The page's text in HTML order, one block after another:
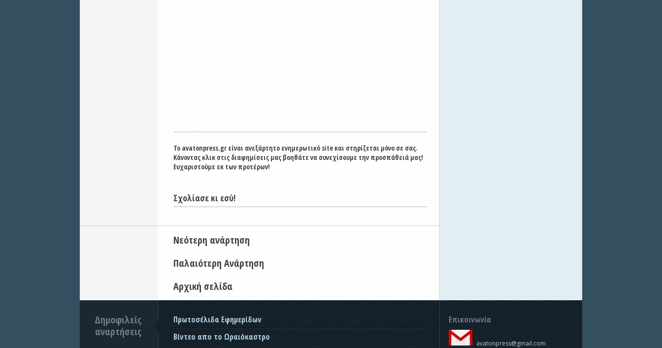
Το avatonpress.gr είναι ανεξάρτητο ενημερωτικό site και στηρίζεται μόνο σε σας.
Κάνοντας κλικ στις διαφημίσεις μας βοηθάτε να συνεχίσουμε την προσπάθειά μας!
Ευχαριστούμε εκ των προτέρων!
Σχολίασε κι εσύ!
Νεότερη ανάρτηση
Παλαιότερη Ανάρτηση
Αρχική σελίδα
Δημοφιλείς
αναρτήσεις
Πρωτοσέλιδα Εφημερίδων
Βίντεο απο το Ωραιόκαστρο
Επικοινωνία
avatonpress@gmail.com